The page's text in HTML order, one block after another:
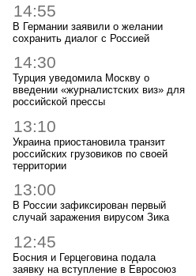
14:55
В Германии заявили о желании
сохранить диалог с Россией
14:30
Турция уведомила Москву о
введении «журналистских виз» для
российской прессы
13:10
Украина приостановила транзит
российских грузовиков по своей
территории
13:00
В России зафиксирован первый
случай заражения вирусом Зика
12:45
Босния и Герцеговина подала
заявку на вступление в Евросоюз